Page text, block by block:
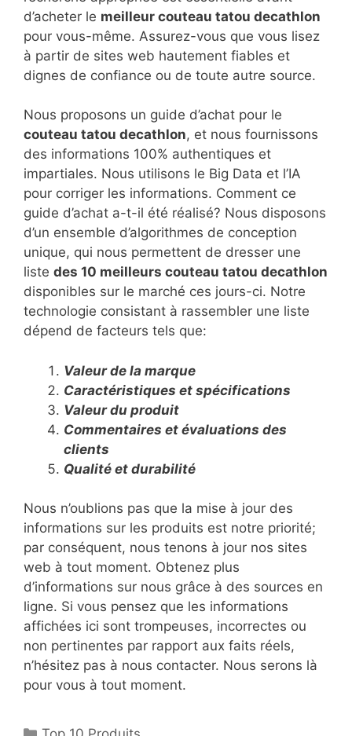
d’acheter le meilleur couteau tatou decathlon
pour vous-même. Assurez-vous que vous lisez
à partir de sites web hautement fiables et
dignes de confiance ou de toute autre source.
Nous proposons un guide d’achat pour le
couteau tatou decathlon, et nous fournissons
des informations 100% authentiques et
impartiales. Nous utilisons le Big Data et l’IA
pour corriger les informations. Comment ce
guide d’achat a-t-il été réalisé? Nous disposons
d’un ensemble d’algorithmes de conception
unique, qui nous permettent de dresser une
liste des 10 meilleurs couteau tatou decathlon
disponibles sur le marché ces jours-ci. Notre
technologie consistant à rassembler une liste
dépend de facteurs tels que:
Valeur de la marque
Caractéristiques et spécifications
Valeur du produit
Commentaires et évaluations des
clients
Qualité et durabilité
Nous n’oublions pas que la mise à jour des
informations sur les produits est notre priorité;
par conséquent, nous tenons à jour nos sites
web à tout moment. Obtenez plus
d’informations sur nous grâce à des sources en
ligne. Si vous pensez que les informations
affichées ici sont trompeuses, incorrectes ou
non pertinentes par rapport aux faits réels,
n’hésitez pas à nous contacter. Nous serons là
pour vous à tout moment.